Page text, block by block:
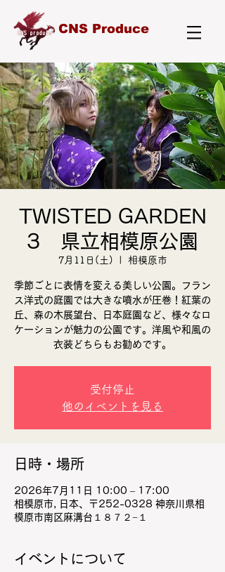
CNS Produce
TWISTED GARDEN
3 県立相模原公園
7月11日(土) 相模原市
季節ごとに表情を変える美しい公園。フラン
ス洋式の庭園では大きな噴水が圧巻！紅葉の
丘、森の木展望台、日本庭園など、様々なロ
ケーションが魅力の公園です。​洋風や和風の
衣装どちらもお勧めです。
受付停止
他のイベントを見る
日時・場所
2026年7月11日 10:00 – 17:00
相模原市, 日本、〒252-0328 神奈川県相
模原市南区麻溝台１８７２−１
イベントについて